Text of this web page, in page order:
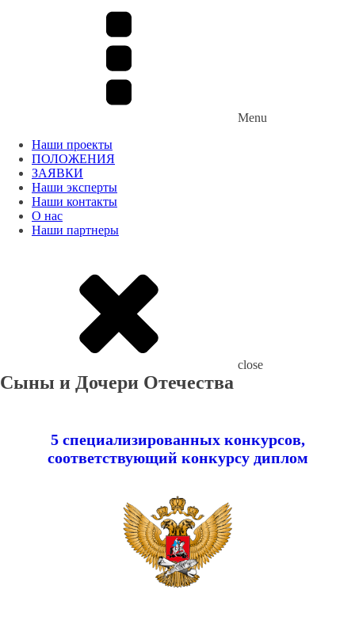
Menu
Наши проекты
ПОЛОЖЕНИЯ
ЗАЯВКИ
Наши эксперты
Наши контакты
О нас
Наши партнеры
close
Сыны и Дочери Отечества
5 специализированных конкурсов,
соответствующий конкурсу диплом